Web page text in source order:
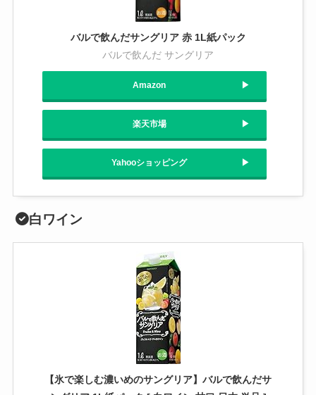
バルで飲んだサングリア 赤 1L紙パック
バルで飲んだ サングリア
Amazon
楽天市場
Yahooショッピング
白ワイン
【氷で楽しむ濃いめのサングリア】バルで飲んだサ